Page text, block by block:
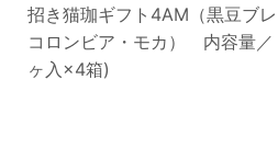
招き猫珈ギフト4AM（黒豆ブ
コロンビア・モカ） 内容量
ヶ入×4箱)